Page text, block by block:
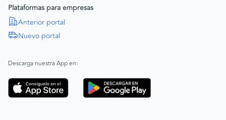
Política de Derechos Humanos
SAGRILAFT
Código de ética
Línea ética ADL digital Lab
Descarga nuestra App en:
Plataformas para empresas
Anterior portal
Nuevo portal